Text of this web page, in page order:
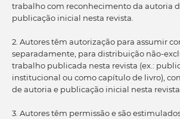
trabalho com reconhecimento da autoria
publicação inicial nesta revista.
2. Autores têm autorização para assumir
separadamente, para distribuição não-
trabalho publicada nesta revista (ex.:
institucional ou como capítulo de livro),
de autoria e publicação inicial nesta
3. Autores têm permissão e são